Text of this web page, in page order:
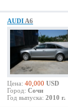
AUDI A6
Цена: 40,000 USD
Город: Сочи
Год выпуска: 2010 г.